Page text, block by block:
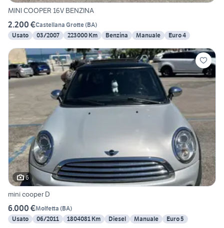
MINI COOPER 16V BENZINA
2.200 €Castellana Grotte(BA)
Usato
03/2007 223000 Km Benzina Manuale Euro 4
6
mini cooper D
6.000 €Molfetta (BA)
Usato
06/2011 1804081 Km Diesel Manuale Euro 5